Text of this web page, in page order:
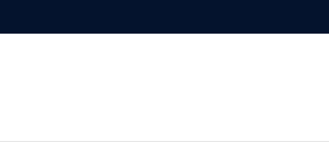
el control de insectos.